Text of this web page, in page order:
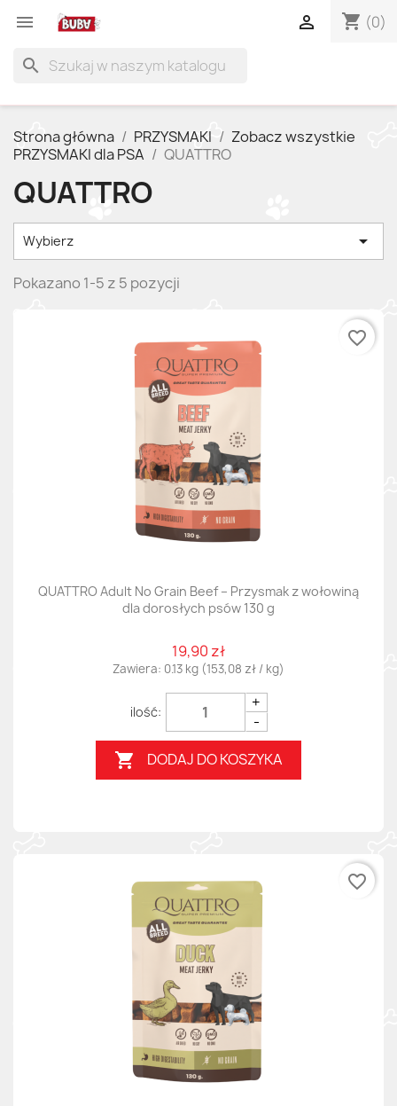
 shopping_cart (0)

search
Strona główna PRZYSMAKI
Zobacz wszystkie
PRZYSMAKI dla PSA
QUATTRO
QUATTRO
Wybierz 
Pokazano 1-5 z 5 pozycji
QUATTRO Adult No Grain Beef – Przysmak z wołowiną
dla dorosłych psów 130 g
19,90 zł
Zawiera: 0.13 kg (153,08 zł / kg)
+
-
 DODAJ DO KOSZYKA
favorite_border
favorite_border